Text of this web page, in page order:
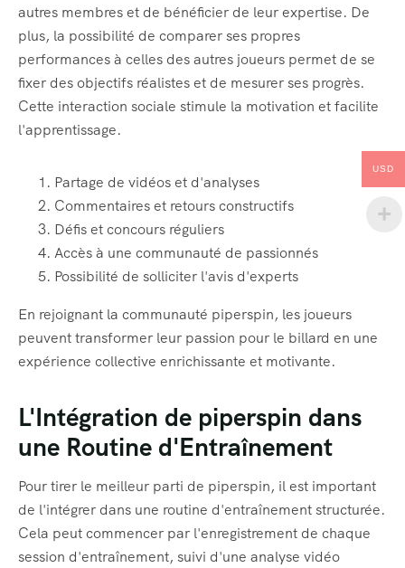
autres membres et de bénéficier de leur expertise. De
plus, la possibilité de comparer ses propres
performances à celles des autres joueurs permet de se
fixer des objectifs réalistes et de mesurer ses progrès.
Cette interaction sociale stimule la motivation et facilite
l'apprentissage.
Partage de vidéos et d'analyses
Commentaires et retours constructifs
Défis et concours réguliers
Accès à une communauté de passionnés
Possibilité de solliciter l'avis d'experts
En rejoignant la communauté piperspin, les joueurs
peuvent transformer leur passion pour le billard en une
expérience collective enrichissante et motivante.
L'Intégration de piperspin dans
une Routine d'Entraînement
Pour tirer le meilleur parti de piperspin, il est important
de l'intégrer dans une routine d'entraînement structurée.
Cela peut commencer par l'enregistrement de chaque
session d'entraînement, suivi d'une analyse vidéo
USD